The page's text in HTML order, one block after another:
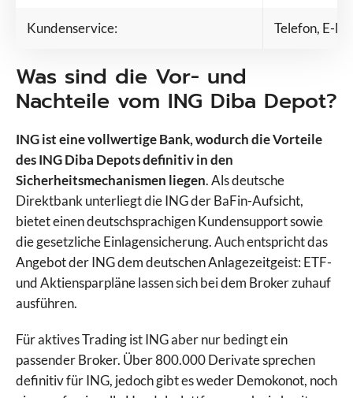
Kundenservice: Telefon, E-
Was sind die Vor- und
Nachteile vom ING Diba Depot?
ING ist eine vollwertige Bank, wodurch die Vorteile
des ING Diba Depots definitiv in den
Sicherheitsmechanismen liegen. Als deutsche
Direktbank unterliegt die ING der BaFin-Aufsicht,
bietet einen deutschsprachigen Kundensupport sowie
die gesetzliche Einlagensicherung. Auch entspricht das
Angebot der ING dem deutschen Anlagezeitgeist: ETF-
und Aktiensparpläne lassen sich bei dem Broker zuhauf
ausführen.
Für aktives Trading ist ING aber nur bedingt ein
passender Broker. Über 800.000 Derivate sprechen
definitiv für ING, jedoch gibt es weder Demokonot, noch